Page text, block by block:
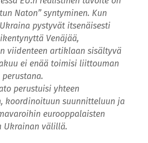
Naton” syntyminen. Kun
pystyvät itsenäisesti
Venäjää,
viidenteen artiklaan sisältyvä
ei enää toimisi liittouman
perustuisi yhteen
koordinoituun suunnitteluun ja
eurooppalaisten
Ukrainan välillä.